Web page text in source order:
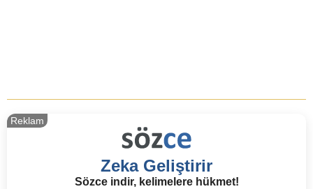
Zeka Geliştirir
Sözce indir, kelimelere hükmet!
Reklam